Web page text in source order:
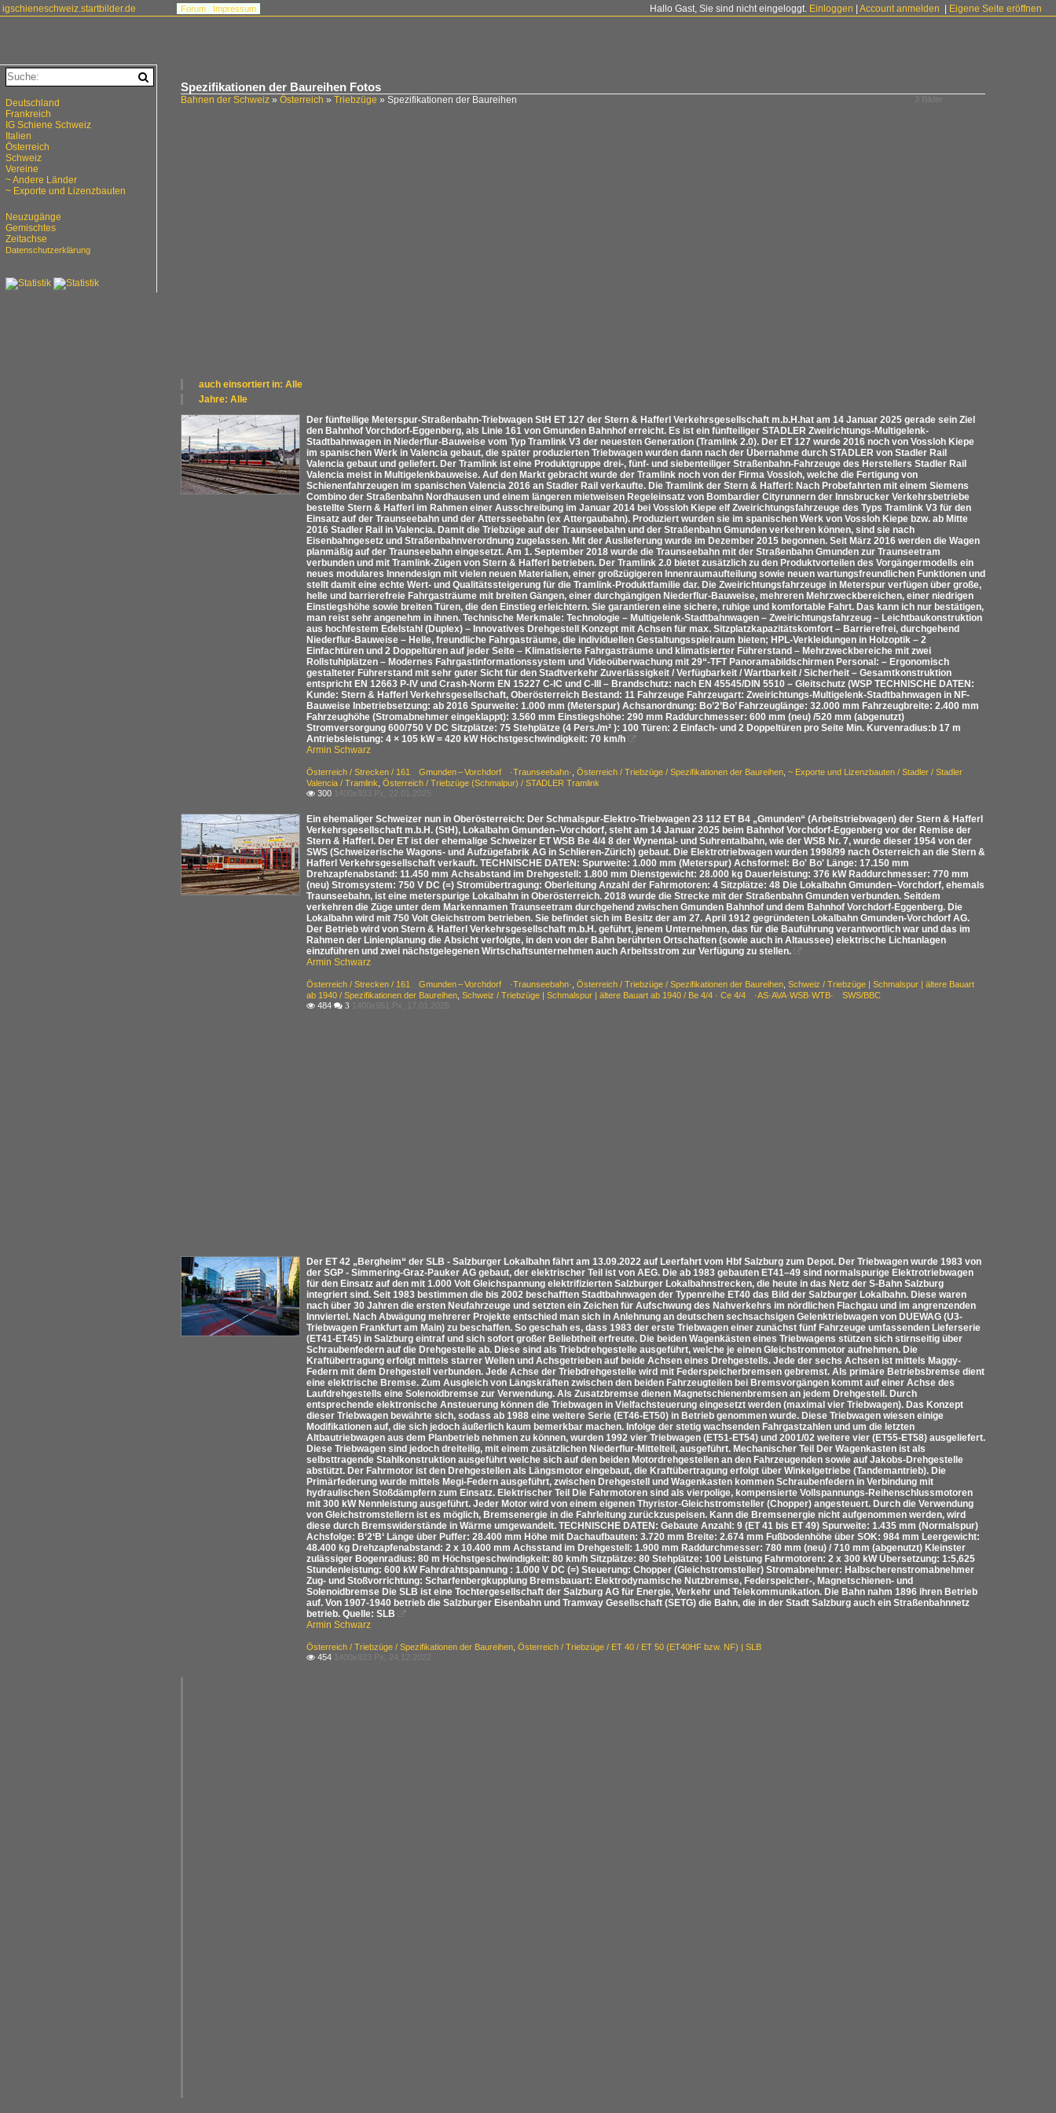
igschieneschweiz.startbilder.de Hallo Gast, Sie sind nicht eingeloggt. Einloggen Account anmelden Eigene Seite eröffnen
Forum Impressum
Spezifikationen der Baureihen Fotos
3 Bilder
Bahnen der Schweiz » Österreich » Triebzüge » Spezifikationen der Baureihen
auch einsortiert in: Alle
Österreich
Schweiz
~ Exporte und Lizenzbauten
Jahre: Alle
Alle Jahre
2020
Der fünfteilige Meterspur-Straßenbahn-Triebwagen StH ET 127 der Stern & Hafferl Verkehrsgesellschaft m.b.H.hat am 14 Januar 2025 gerade sein Ziel
den Bahnhof Vorchdorf-Eggenberg, als Linie 161 von Gmunden Bahnhof erreicht. Es ist ein fünfteiliger STADLER Zweirichtungs-Multigelenk-
Stadtbahnwagen in Niederflur-Bauweise vom Typ Tramlink V3 der neuesten Generation (Tramlink 2.0). Der ET 127 wurde 2016 noch von Vossloh Kiepe
im spanischen Werk in Valencia gebaut, die später produzierten Triebwagen wurden dann nach der Übernahme durch STADLER von Stadler Rail
Valencia gebaut und geliefert. Der Tramlink ist eine Produktgruppe drei-, fünf- und siebenteiliger Straßenbahn-Fahrzeuge des Herstellers Stadler Rail
Valencia meist in Multigelenkbauweise. Auf den Markt gebracht wurde der Tramlink noch von der Firma Vossloh, welche die Fertigung von
Schienenfahrzeugen im spanischen Valencia 2016 an Stadler Rail verkaufte. Die Tramlink der Stern & Hafferl: Nach Probefahrten mit einem Siemens
Combino der Straßenbahn Nordhausen und einem längeren mietweisen Regeleinsatz von Bombardier Cityrunnern der Innsbrucker Verkehrsbetriebe
bestellte Stern & Hafferl im Rahmen einer Ausschreibung im Januar 2014 bei Vossloh Kiepe elf Zweirichtungsfahrzeuge des Typs Tramlink V3 für den
Einsatz auf der Traunseebahn und der Attersseebahn (ex Attergaubahn). Produziert wurden sie im spanischen Werk von Vossloh Kiepe bzw. ab Mitte
2016 Stadler Rail in Valencia. Damit die Triebzüge auf der Traunseebahn und der Straßenbahn Gmunden verkehren können, sind sie nach
Eisenbahngesetz und Straßenbahnverordnung zugelassen. Mit der Auslieferung wurde im Dezember 2015 begonnen. Seit März 2016 werden die Wagen
planmäßig auf der Traunseebahn eingesetzt. Am 1. September 2018 wurde die Traunseebahn mit der Straßenbahn Gmunden zur Traunseetram
verbunden und mit Tramlink-Zügen von Stern & Hafferl betrieben. Der Tramlink 2.0 bietet zusätzlich zu den Produktvorteilen des Vorgängermodells ein
neues modulares Innendesign mit vielen neuen Materialien, einer großzügigeren Innenraumaufteilung sowie neuen wartungsfreundlichen Funktionen und
stellt damit eine echte Wert- und Qualitätssteigerung für die Tramlink-Produktfamilie dar. Die Zweirichtungsfahrzeuge in Meterspur verfügen über große,
helle und barrierefreie Fahrgasträume mit breiten Gängen, einer durchgängigen Niederflur-Bauweise, mehreren Mehrzweckbereichen, einer niedrigen
Einstiegshöhe sowie breiten Türen, die den Einstieg erleichtern. Sie garantieren eine sichere, ruhige und komfortable Fahrt. Das kann ich nur bestätigen,
man reist sehr angenehm in ihnen. Technische Merkmale: Technologie – Multigelenk-Stadtbahnwagen – Zweirichtungsfahrzeug – Leichtbaukonstruktion
aus hochfestem Edelstahl (Duplex) – Innovatives Drehgestell Konzept mit Achsen für max. Sitzplatzkapazitätskomfort – Barrierefrei, durchgehend
Niederflur-Bauweise – Helle, freundliche Fahrgasträume, die individuellen Gestaltungsspielraum bieten; HPL-Verkleidungen in Holzoptik – 2
Einfachtüren und 2 Doppeltüren auf jeder Seite – Klimatisierte Fahrgasträume und klimatisierter Führerstand – Mehrzweckbereiche mit zwei
Rollstuhlplätzen – Modernes Fahrgastinformationssystem und Videoüberwachung mit 29“-TFT Panoramabildschirmen Personal: – Ergonomisch
gestalteter Führerstand mit sehr guter Sicht für den Stadtverkehr Zuverlässigkeit / Verfügbarkeit / Wartbarkeit / Sicherheit – Gesamtkonstruktion
entspricht EN 12663 P-IV und Crash-Norm EN 15227 C-IC und C-III – Brandschutz: nach EN 45545/DIN 5510 – Gleitschutz (WSP TECHNISCHE DATEN:
Kunde: Stern & Hafferl Verkehrsgesellschaft, Oberösterreich Bestand: 11 Fahrzeuge Fahrzeugart: Zweirichtungs-Multigelenk-Stadtbahnwagen in NF-
Bauweise Inbetriebsetzung: ab 2016 Spurweite: 1.000 mm (Meterspur) Achsanordnung: Bo’2’Bo’ Fahrzeuglänge: 32.000 mm Fahrzeugbreite: 2.400 mm
Fahrzeughöhe (Stromabnehmer eingeklappt): 3.560 mm Einstiegshöhe: 290 mm Raddurchmesser: 600 mm (neu) /520 mm (abgenutzt)
Stromversorgung 600/750 V DC Sitzplätze: 75 Stehplätze (4 Pers./m² ): 100 Türen: 2 Einfach- und 2 Doppeltüren pro Seite Min. Kurvenradius:b 17 m
Antriebsleistung: 4 × 105 kW = 420 kW Höchstgeschwindigkeit: 70 km/h

Armin Schwarz
Österreich / Strecken / 161 Gmunden – Vorchdorf ·Traunseebahn· Österreich / Triebzüge / Spezifikationen der Baureihen ~ Exporte und Lizenzbauten / Stadler / Stadler
Valencia / Tramlink Österreich / Triebzüge (Schmalpur) / STADLER Tramlink
 300 1400x933 Px, 22.01.2025
Ein ehemaliger Schweizer nun in Oberösterreich: Der Schmalspur-Elektro-Triebwagen 23 112 ET B4 „Gmunden“ (Arbeitstriebwagen) der Stern & Hafferl
Verkehrsgesellschaft m.b.H. (StH), Lokalbahn Gmunden–Vorchdorf, steht am 14 Januar 2025 beim Bahnhof Vorchdorf-Eggenberg vor der Remise der
Stern & Hafferl. Der ET ist der ehemalige Schweizer ET WSB Be 4/4 8 der Wynental- und Suhrentalbahn, wie der WSB Nr. 7, wurde dieser 1954 von der
SWS (Schweizerische Wagons- und Aufzügefabrik AG in Schlieren-Zürich) gebaut. Die Elektrotriebwagen wurden 1998/99 nach Österreich an die Stern &
Hafferl Verkehrsgesellschaft verkauft. TECHNISCHE DATEN: Spurweite: 1.000 mm (Meterspur) Achsformel: Bo' Bo' Länge: 17.150 mm
Drehzapfenabstand: 11.450 mm Achsabstand im Drehgestell: 1.800 mm Dienstgewicht: 28.000 kg Dauerleistung: 376 kW Raddurchmesser: 770 mm
(neu) Stromsystem: 750 V DC (=) Stromübertragung: Oberleitung Anzahl der Fahrmotoren: 4 Sitzplätze: 48 Die Lokalbahn Gmunden–Vorchdorf, ehemals
Traunseebahn, ist eine meterspurige Lokalbahn in Oberösterreich. 2018 wurde die Strecke mit der Straßenbahn Gmunden verbunden. Seitdem
verkehren die Züge unter dem Markennamen Traunseetram durchgehend zwischen Gmunden Bahnhof und dem Bahnhof Vorchdorf-Eggenberg. Die
Lokalbahn wird mit 750 Volt Gleichstrom betrieben. Sie befindet sich im Besitz der am 27. April 1912 gegründeten Lokalbahn Gmunden-Vorchdorf AG.
Der Betrieb wird von Stern & Hafferl Verkehrsgesellschaft m.b.H. geführt, jenem Unternehmen, das für die Bauführung verantwortlich war und das im
Rahmen der Linienplanung die Absicht verfolgte, in den von der Bahn berührten Ortschaften (sowie auch in Altaussee) elektrische Lichtanlagen
einzuführen und zwei nächstgelegenen Wirtschaftsunternehmen auch Arbeitsstrom zur Verfügung zu stellen.

Armin Schwarz
Österreich / Strecken / 161 Gmunden – Vorchdorf ·Traunseebahn· Österreich / Triebzüge / Spezifikationen der Baureihen Schweiz / Triebzüge | Schmalspur | ältere Bauart
ab 1940 / Spezifikationen der Baureihen Schweiz / Triebzüge | Schmalspur | ältere Bauart ab 1940 / Be 4/4 · Ce 4/4 ·AS·AVA·WSB·WTB· SWS/BBC
 484  3 1400x951 Px, 17.01.2025
Der ET 42 „Bergheim“ der SLB - Salzburger Lokalbahn fährt am 13.09.2022 auf Leerfahrt vom Hbf Salzburg zum Depot. Der Triebwagen wurde 1983 von
der SGP - Simmering-Graz-Pauker AG gebaut, der elektrischer Teil ist von AEG. Die ab 1983 gebauten ET41–49 sind normalspurige Elektrotriebwagen
für den Einsatz auf den mit 1.000 Volt Gleichspannung elektrifizierten Salzburger Lokalbahnstrecken, die heute in das Netz der S-Bahn Salzburg
integriert sind. Seit 1983 bestimmen die bis 2002 beschafften Stadtbahnwagen der Typenreihe ET40 das Bild der Salzburger Lokalbahn. Diese waren
nach über 30 Jahren die ersten Neufahrzeuge und setzten ein Zeichen für Aufschwung des Nahverkehrs im nördlichen Flachgau und im angrenzenden
Innviertel. Nach Abwägung mehrerer Projekte entschied man sich in Anlehnung an deutschen sechsachsigen Gelenktriebwagen von DUEWAG (U3-
Triebwagen Frankfurt am Main) zu beschaffen. So geschah es, dass 1983 der erste Triebwagen einer zunächst fünf Fahrzeuge umfassenden Lieferserie
(ET41-ET45) in Salzburg eintraf und sich sofort großer Beliebtheit erfreute. Die beiden Wagenkästen eines Triebwagens stützen sich stirnseitig über
Schraubenfedern auf die Drehgestelle ab. Diese sind als Triebdrehgestelle ausgeführt, welche je einen Gleichstrommotor aufnehmen. Die
Kraftübertragung erfolgt mittels starrer Wellen und Achsgetrieben auf beide Achsen eines Drehgestells. Jede der sechs Achsen ist mittels Maggy-
Federn mit dem Drehgestell verbunden. Jede Achse der Triebdrehgestelle wird mit Federspeicherbremsen gebremst. Als primäre Betriebsbremse dient
eine elektrische Bremse. Zum Ausgleich von Längskräften zwischen den beiden Fahrzeugteilen bei Bremsvorgängen kommt auf einer Achse des
Laufdrehgestells eine Solenoidbremse zur Verwendung. Als Zusatzbremse dienen Magnetschienenbremsen an jedem Drehgestell. Durch
entsprechende elektronische Ansteuerung können die Triebwagen in Vielfachsteuerung eingesetzt werden (maximal vier Triebwagen). Das Konzept
dieser Triebwagen bewährte sich, sodass ab 1988 eine weitere Serie (ET46-ET50) in Betrieb genommen wurde. Diese Triebwagen wiesen einige
Modifikationen auf, die sich jedoch äußerlich kaum bemerkbar machen. Infolge der stetig wachsenden Fahrgastzahlen und um die letzten
Altbautriebwagen aus dem Planbetrieb nehmen zu können, wurden 1992 vier Triebwagen (ET51-ET54) und 2001/02 weitere vier (ET55-ET58) ausgeliefert.
Diese Triebwagen sind jedoch dreiteilig, mit einem zusätzlichen Niederflur-Mittelteil, ausgeführt. Mechanischer Teil Der Wagenkasten ist als
selbsttragende Stahlkonstruktion ausgeführt welche sich auf den beiden Motordrehgestellen an den Fahrzeugenden sowie auf Jakobs-Drehgestelle
abstützt. Der Fahrmotor ist den Drehgestellen als Längsmotor eingebaut, die Kraftübertragung erfolgt über Winkelgetriebe (Tandemantrieb). Die
Primärfederung wurde mittels Megi-Federn ausgeführt, zwischen Drehgestell und Wagenkasten kommen Schraubenfedern in Verbindung mit
hydraulischen Stoßdämpfern zum Einsatz. Elektrischer Teil Die Fahrmotoren sind als vierpolige, kompensierte Vollspannungs-Reihenschlussmotoren
mit 300 kW Nennleistung ausgeführt. Jeder Motor wird von einem eigenen Thyristor-Gleichstromsteller (Chopper) angesteuert. Durch die Verwendung
von Gleichstromstellern ist es möglich, Bremsenergie in die Fahrleitung zurückzuspeisen. Kann die Bremsenergie nicht aufgenommen werden, wird
diese durch Bremswiderstände in Wärme umgewandelt. TECHNISCHE DATEN: Gebaute Anzahl: 9 (ET 41 bis ET 49) Spurweite: 1.435 mm (Normalspur)
Achsfolge: B‘2‘B‘ Länge über Puffer: 28.400 mm Höhe mit Dachaufbauten: 3.720 mm Breite: 2.674 mm Fußbodenhöhe über SOK: 984 mm Leergewicht:
48.400 kg Drehzapfenabstand: 2 x 10.400 mm Achsstand im Drehgestell: 1.900 mm Raddurchmesser: 780 mm (neu) / 710 mm (abgenutzt) Kleinster
zulässiger Bogenradius: 80 m Höchstgeschwindigkeit: 80 km/h Sitzplätze: 80 Stehplätze: 100 Leistung Fahrmotoren: 2 x 300 kW Übersetzung: 1:5,625
Stundenleistung: 600 kW Fahrdrahtspannung : 1.000 V DC (=) Steuerung: Chopper (Gleichstromsteller) Stromabnehmer: Halbscherenstromabnehmer
Zug- und Stoßvorrichtung: Scharfenbergkupplung Bremsbauart: Elektrodynamische Nutzbremse, Federspeicher-, Magnetschienen- und
Solenoidbremse Die SLB ist eine Tochtergesellschaft der Salzburg AG für Energie, Verkehr und Telekommunikation. Die Bahn nahm 1896 ihren Betrieb
auf. Von 1907-1940 betrieb die Salzburger Eisenbahn und Tramway Gesellschaft (SETG) die Bahn, die in der Stadt Salzburg auch ein Straßenbahnnetz
betrieb. Quelle: SLB

Armin Schwarz
Österreich / Triebzüge / Spezifikationen der Baureihen Österreich / Triebzüge / ET 40 / ET 50 (ET40HF bzw. NF) | SLB
 454 1400x933 Px, 24.12.2022
Deutschland
Frankreich
IG Schiene Schweiz
Italien
Österreich
Schweiz
Vereine
~ Andere Länder
~ Exporte und Lizenzbauten
Neuzugänge
Gemischtes
Zeitachse
Datenschutzerklärung